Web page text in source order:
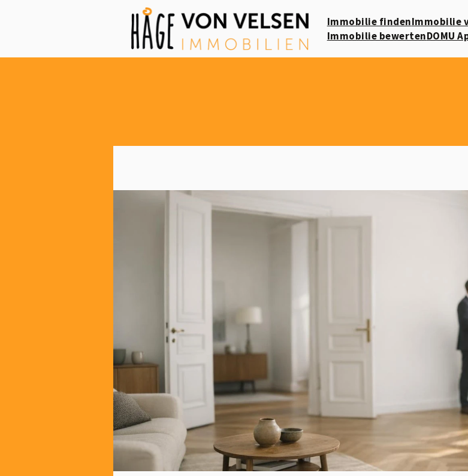
Immobilie findenImmobilie
Immobilie bewertenDOMU